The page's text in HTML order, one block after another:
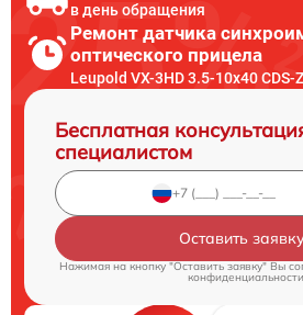
в день обращения
Ремонт датчика
оптического прицела
Leupold VX-3HD 3.5-10x40 CDS-
Бесплатная
специалистом
Оставить
Нажимая на кнопку "Оставить заявку" Вы
конфиденциальности